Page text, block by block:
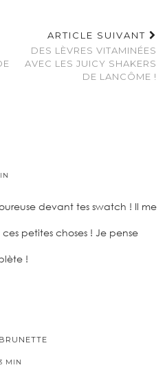
ARTICLE SUIVANT
DES LÈVRES VITAMINÉES
AVEC LES JUICY SHAKERS
DE LANCÔME !
devant tes swatch ! Il me
petites choses ! Je pense
!
MIN